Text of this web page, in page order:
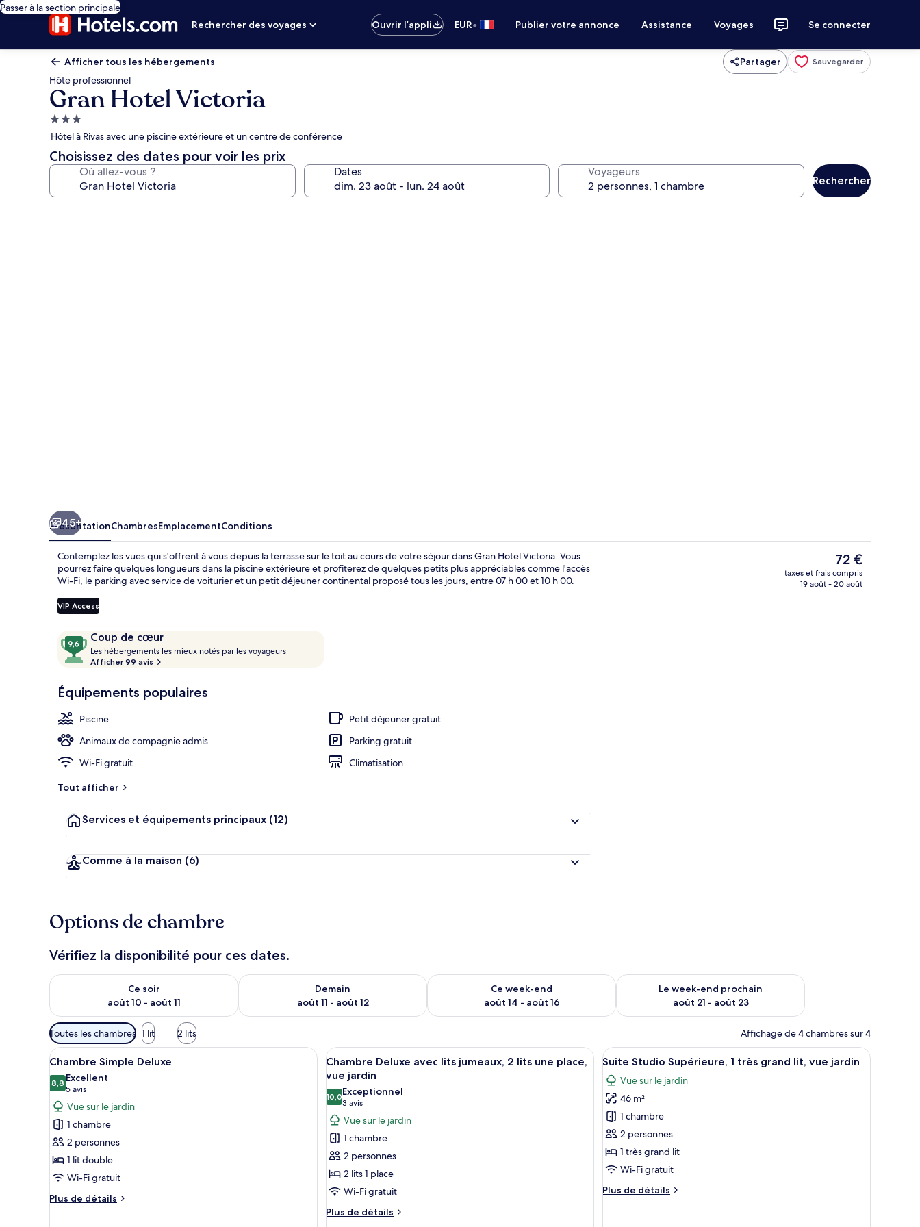
Passer à la section principale
Rechercher des voyages
Ouvrir l’appli EUR• Publier votre annonce Assistance Voyages Se connecter
Afficher tous les hébergements Partager Sauvegarder
Hôte professionnel
Gran Hotel Victoria
Hébergement
3.0 étoiles
Hôtel à Rivas avec une piscine extérieure et un centre de conférence
Choisissez des dates pour voir les prix
Où allez-vous ? Dates Voyageurs
Rechercher
45+
PrésentationChambresEmplacementConditions
Contemplez les vues qui s'offrent à vous depuis la terrasse sur le toit au cours de votre séjour dans Gran Hotel Victoria. Vous
pourrez faire quelques longueurs dans la piscine extérieure et profiterez de quelques petits plus appréciables comme l'accès
Wi-Fi, le parking avec service de voiturier et un petit déjeuner continental proposé tous les jours, entre 07 h 00 et 10 h 00.
VIP Access
Avis
voyageurs
Coup de cœur
9,6
sur
10,
de
Les hébergements les mieux notés par les voyageurs
n
x
é
Afficher 99 avis
Équipements populaires
Piscine
Petit déjeuner gratuit
Animaux de compagnie admis
Parking gratuit
Wi-Fi gratuit
Climatisation
Tout afficher
Services et équipements principaux (12)
Comme à la maison (6)
Le
prix
actuel
72 €
taxes et frais compris
19 août - 20 août
Options de chambre
Vérifiez la disponibilité pour ces dates.
Ce soir
août 10 - août 11
Vérifier la disponibilité pour ce soir août 10 - août 11
Demain
août 11 - août 12
Vérifier la disponibilité pour demain août 11 - août 12
Ce week-end
août 14 - août 16
Vérifier la disponibilité pour ce week-end août 14 - août 16
Le week-end prochain
août 21 - août 23
Vérifier la disponibilité pour le week-end prochain août 21 -
Filtres
disponibles
pour
les
chambres
Toutes les chambres 1 lit 2 lits Affichage de 4 chambres sur 4
Afficher
toutes
les
photos
pour
ce
type
de
chambre :
Chambre
Une chambre bien rangée, avec un grand lit, deux tables de chevet, une chaise et une fenêtre avec des rideaux.
5
Chambre Simple Deluxe
8,88,8 sur 10
Excellent
5 avis
(5 avis)
Vue sur le jardin
1 chambre
2 personnes
1 lit double
Wi-Fi gratuit
Plus de détails
Plus
Afficher
toutes
les
photos
pour
ce
type
de
chambre :
Chambre
Deluxe
Une chambre d’hôtel avec deux lits, chacun doté d’une tête de lit capitonnée, de lampes de chevet et de serviettes.
7
Chambre Deluxe avec lits jumeaux, 2 lits une place,
vue jardin
10,010,0 sur 10
Exceptionnel
3 avis
(3 avis)
Vue sur le jardin
1 chambre
2 personnes
2 lits 1 place
Wi-Fi gratuit
Plus de détails
Plus
Afficher
toutes
les
photos
pour
ce
type
de
chambre :
Suite
Une chambre d’hôtel avec un lit en bois,
5
Suite Studio Supérieure, 1 très grand lit, vue jardin
Vue sur le jardin
46 m²
1 chambre
2 personnes
1 très grand lit
Wi-Fi gratuit
Plus de détails
Plus